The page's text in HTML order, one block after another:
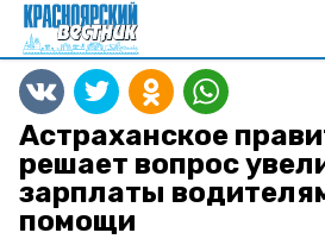
Астраханское
решает вопрос
зарплаты
помощи